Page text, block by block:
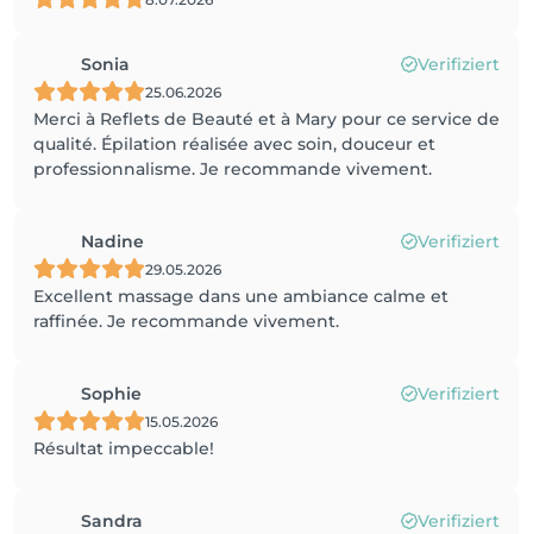
Sonia Verifiziert
25.06.2026
Merci à Reflets de Beauté et à Mary pour ce service de
qualité. Épilation réalisée avec soin, douceur et
professionnalisme. Je recommande vivement.
Nadine Verifiziert
29.05.2026
Excellent massage dans une ambiance calme et
raffinée. Je recommande vivement.
Sophie Verifiziert
15.05.2026
Résultat impeccable!
Sandra Verifiziert